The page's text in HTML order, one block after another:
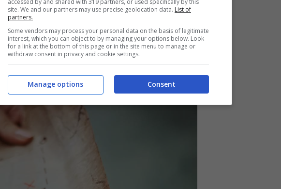
Questa è la più
a questa
site. We and our partners may use precise geolocation data. List of
partners.
Some vendors may process your personal data on the basis of legitimate
interest, which you can object to by managing your options below. Look
for a link at the bottom of this page or in the site menu to manage or
withdraw consent in privacy and cookie settings.
Consent
Manage options